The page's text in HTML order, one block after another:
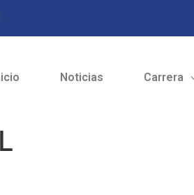
Noticias Carrera